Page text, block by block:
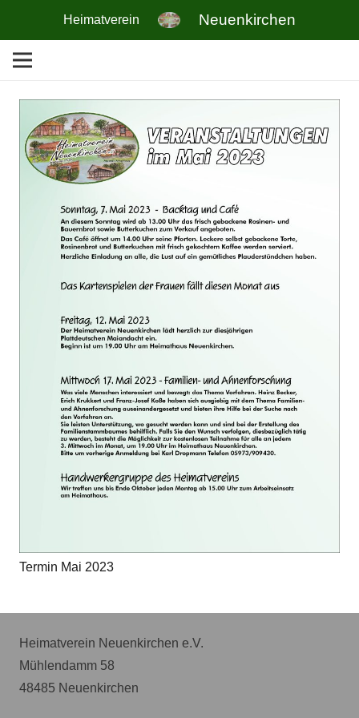
Heimatverein Neuenkirchen
Termin Mai 2023
Heimatverein Neuenkirchen e.V.
Mühlendamm 58
48485 Neuenkirchen